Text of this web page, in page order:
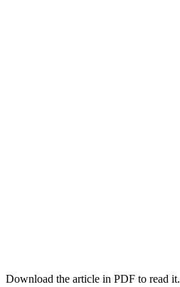
Download the article in PDF to read it.